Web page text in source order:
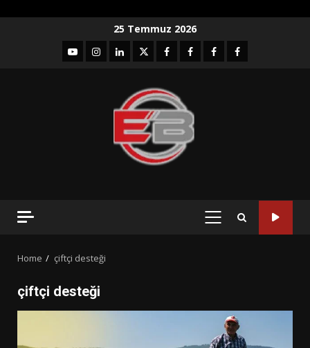
25 Temmuz 2026
YouTubeInstagram
LinkedIntwitterfacebook-Facebook-
Facebook-Facebook-
PRIMARY
Home çiftçi desteği
çiftçi desteği